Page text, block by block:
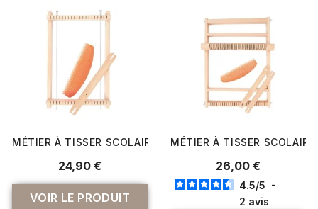
MÉTIER À TISSER SCOLAIRE 29X19CM MADEBYME- RICO
24,90 €
VOIR LE PRODUIT
MÉTIER À TISSER
26,00 €
4.5/5 -
2 avis